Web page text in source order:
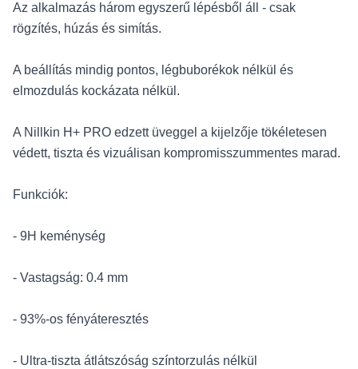
Az alkalmazás három egyszerű lépésből áll - csak
rögzítés, húzás és simítás.
A beállítás mindig pontos, légbuborékok nélkül és
elmozdulás kockázata nélkül.
A Nillkin H+ PRO edzett üveggel a kijelzője tökéletesen
védett, tiszta és vizuálisan kompromisszummentes marad.
Funkciók:
- 9H keménység
- Vastagság: 0.4 mm
- 93%-os fényáteresztés
- Ultra-tiszta átlátszóság színtorzulás nélkül